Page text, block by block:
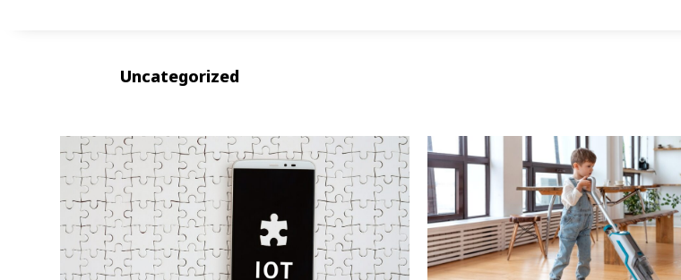
Uncategorized